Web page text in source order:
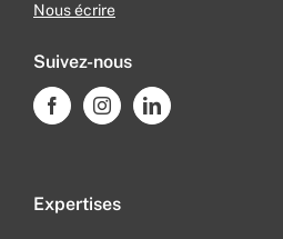
Nous écrire
Suivez-nous
Expertises